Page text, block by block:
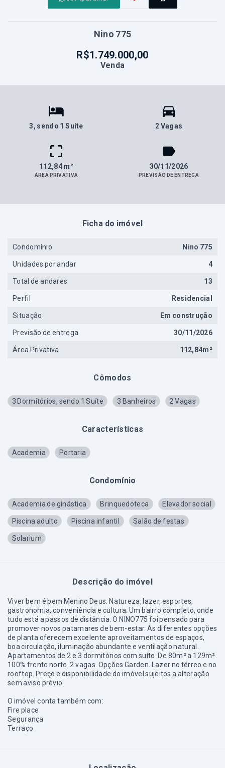
Nino 775
R$1.749.000,00
Venda
3, sendo 1 Suíte 2 Vagas
112,84 m²
ÁREA PRIVATIVA
30/11/2026
PREVISÃO DE ENTREGA
Cômodos
3 Dormitórios, sendo 1 Suíte 3 Banheiros 2 Vagas
Características
Academia Portaria
Condomínio
Academia de ginástica Brinquedoteca Elevador social
Piscina adulto Piscina infantil Salão de festas
Solarium
Descrição do imóvel
Viver bem é bem Menino Deus. Natureza, lazer, esportes,
gastronomia, conveniência e cultura. Um bairro completo, onde
tudo está a passos de distância. O NINO775 foi pensado para
promover novos patamares de bem-estar. As diferentes opções
de planta oferecem excelente aproveitamentos de espaços,
boa circulação, iluminação abundante e ventilação natural.
Apartamentos de 2 e 3 dormitórios com suíte. De 80m² a 129m².
100% frente norte. 2 vagas. Opções Garden. Lazer no térreo e no
rooftop. Preço e disponibilidade do imóvel sujeitos a alteração
sem aviso prévio.
O imóvel conta também com:
Fire place
Segurança
Terraço
Ficha do imóvel
Condomínio Nino 775
Unidades por andar 4
Total de andares 13
Perfil Residencial
Situação Em construção
Previsão de entrega 30/11/2026
Área Privativa 112,84m²